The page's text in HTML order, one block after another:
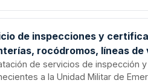
para garantizar la
de inspecciones y
rocódromos, líneas
e instalaciones
de servicios de inspección
a la Unidad Militar de